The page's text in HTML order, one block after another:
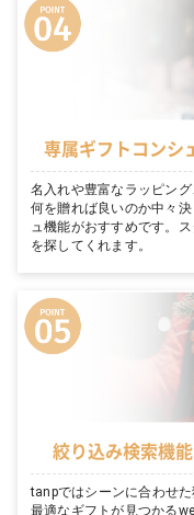
専属ギフトコンシ
名入れや豊富なラッピン
何を贈れば良いのか中々
ュ機能がおすすめです。
を探してくれます。
絞り込み検索機
tanpではシーンに合わせ
最適なギフトが見つかる